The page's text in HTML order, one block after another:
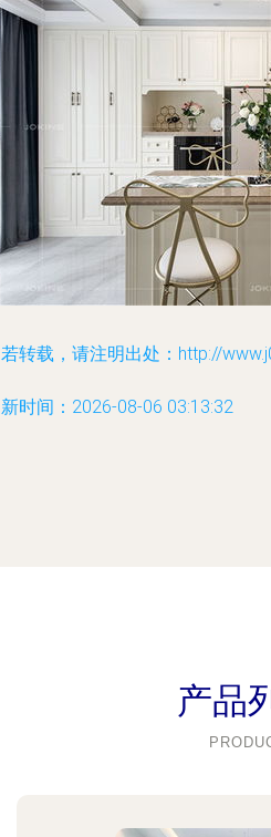
转载，请注明出处：http://
时间：2026-08-06 03:13:32
产品